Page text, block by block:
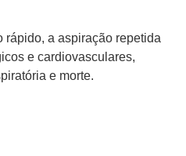
rápido, a aspiração repetida
e cardiovasculares,
e morte.